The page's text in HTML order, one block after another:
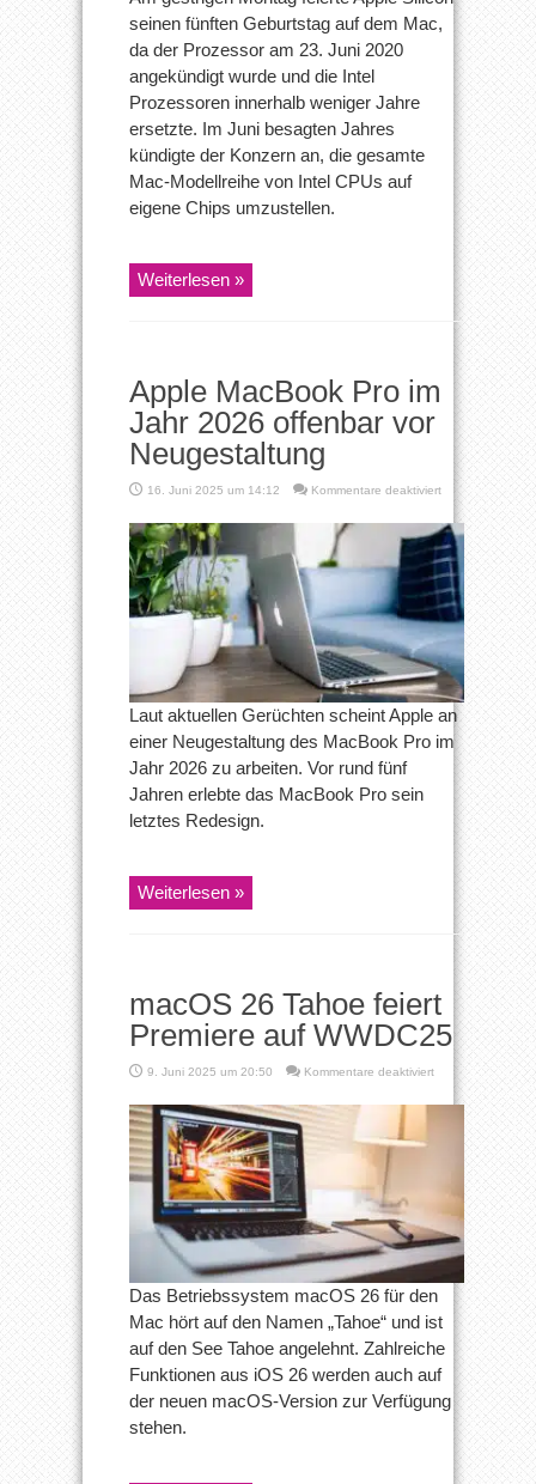
seinen fünften Geburtstag auf dem Mac,
da der Prozessor am 23. Juni 2020
angekündigt wurde und die Intel
Prozessoren innerhalb weniger Jahre
ersetzte. Im Juni besagten Jahres
kündigte der Konzern an, die gesamte
Mac-Modellreihe von Intel CPUs auf
eigene Chips umzustellen.
Weiterlesen »
Apple MacBook Pro im
Jahr 2026 offenbar vor
Neugestaltung
16. Juni 2025 um 14:12 Kommentare deaktiviertfür
MacBook
Pro
im
Jahr
2026
offenbar
vor
Neugestaltung
Laut aktuellen Gerüchten scheint Apple an
einer Neugestaltung des MacBook Pro im
Jahr 2026 zu arbeiten. Vor rund fünf
Jahren erlebte das MacBook Pro sein
letztes Redesign.
Weiterlesen »
macOS 26 Tahoe feiert
Premiere auf WWDC25
9. Juni 2025 um 20:50 Kommentare deaktiviertfür
26
Premiere
Das Betriebssystem macOS 26 für den
Mac hört auf den Namen „Tahoe“ und ist
auf den See Tahoe angelehnt. Zahlreiche
Funktionen aus iOS 26 werden auch auf
der neuen macOS-Version zur Verfügung
stehen.